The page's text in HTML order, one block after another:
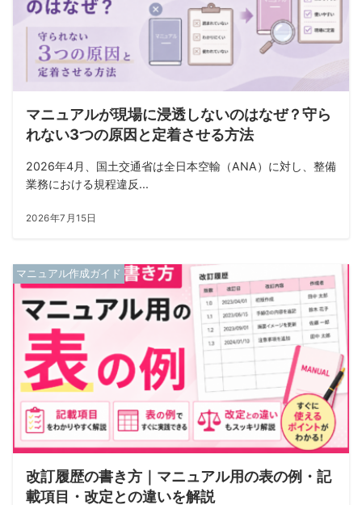
マニュアルが現場に浸透しないのはなぜ？守ら
れない3つの原因と定着させる方法
2026年4月、国土交通省は全日本空輸（ANA）に対し、整備
業務における規程違反...
2026年7月15日
マニュアル作成ガイド
改訂履歴の書き方｜マニュアル用の表の例・記
載項目・改定との違いを解説